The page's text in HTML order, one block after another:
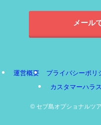
メール
運営概要 プライバシーポリ
カスタマーハラ
©セブ島オプショナルツ